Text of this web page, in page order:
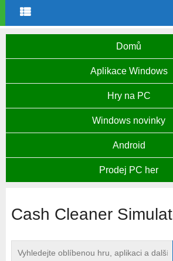
Domů
Aplikace Windows
Hry na PC
Windows novinky
Android
Prodej PC her
Cash Cleaner